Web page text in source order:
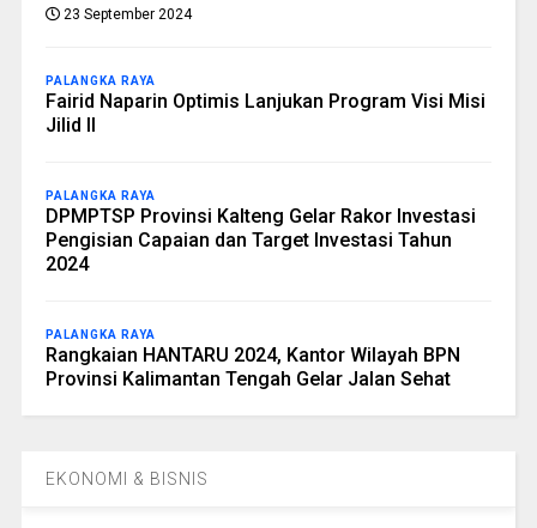
23 September 2024
PALANGKA RAYA
Fairid Naparin Optimis Lanjukan Program Visi Misi
Jilid II
PALANGKA RAYA
DPMPTSP Provinsi Kalteng Gelar Rakor Investasi
Pengisian Capaian dan Target Investasi Tahun
2024
PALANGKA RAYA
Rangkaian HANTARU 2024, Kantor Wilayah BPN
Provinsi Kalimantan Tengah Gelar Jalan Sehat
EKONOMI & BISNIS